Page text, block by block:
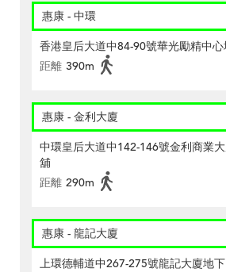
惠康 - 中環
香港皇后大道中84-90號華光勵精中
距離 390m
惠康 - 金利大廈
中環皇后大道中142-146號金利商業
舖
距離 290m
惠康 - 龍記大廈
上環德輔道中267-275號龍記大廈地下